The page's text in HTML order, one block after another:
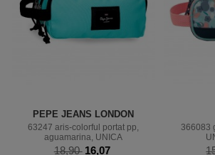
PEPE JEANS LONDON
63247 aris-colorful portat pp,
aguamarina, UNICA
18,90 16,07
366083